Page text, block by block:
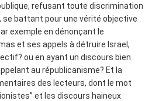
refusant toute discrimination
se battant pour une vérité objective
exemple en dénonçant le
et ses appels à détruire Israel,
ou en ayant un discours bien
au républicanisme? Et la
des lecteurs, dont le mot
et les discours haineux